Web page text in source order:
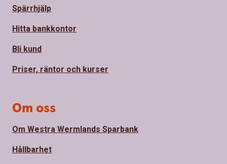
Spärrhjälp
Hitta bankkontor
Bli kund
Priser, räntor och kurser
Om oss
Om Westra Wermlands Sparbank
Hållbarhet